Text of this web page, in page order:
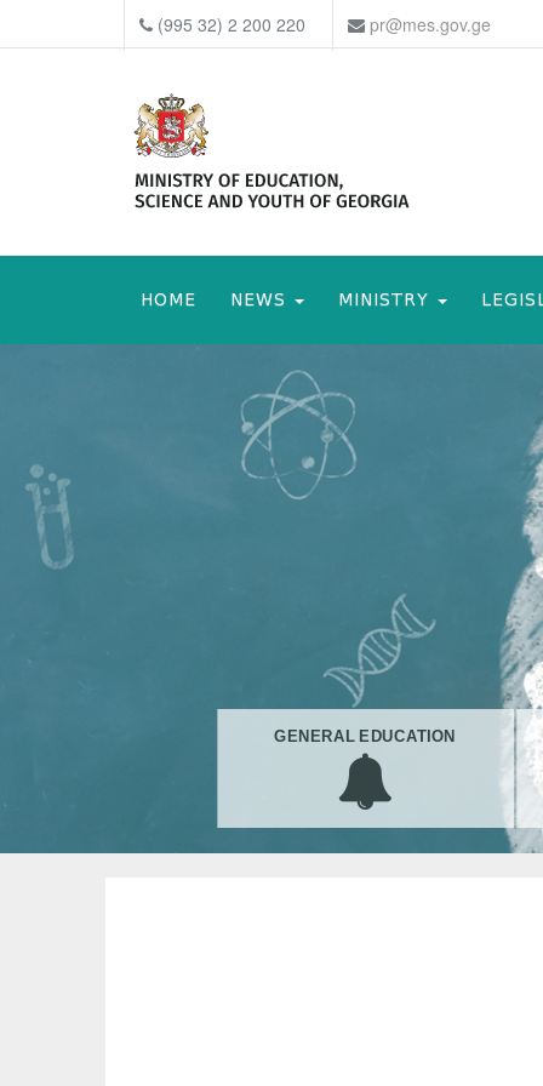
(995 32) 2 200 220 pr@mes.gov.ge
HOME NEWS MINISTRY
GENERAL EDUCATION